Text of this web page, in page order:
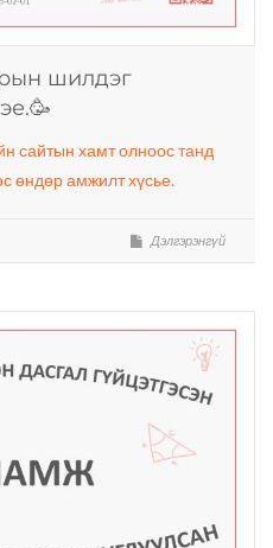
шилдэг
сайтын хамт олноос танд
өндөр амжилт хүсье.
Дэлгэрэнгүй